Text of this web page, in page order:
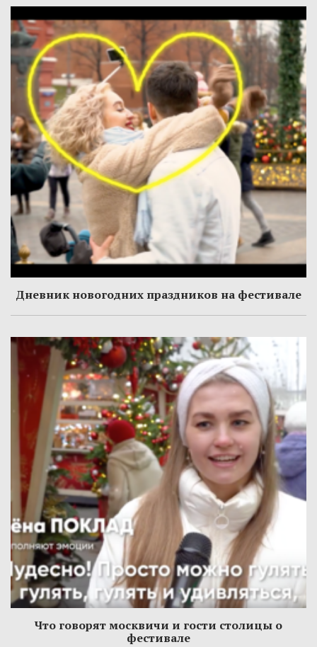
Дневник новогодних праздников на фестивале
Что говорят москвичи и гости столицы о
фестивале